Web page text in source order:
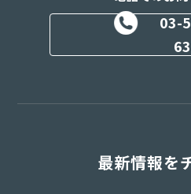
03-
最新情報を